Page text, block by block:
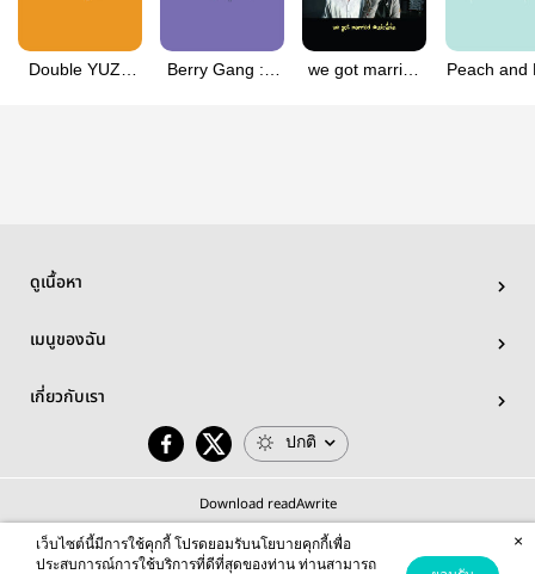
Double YUZU
Berry Gang : รู้
we got married
Peach and
ดูเนื้อหา
เมนูของฉัน
เกี่ยวกับเรา
ปกติ
Download readAwrite
เว็บไซต์นี้มีการใช้คุกกี้ โปรดยอมรับนโยบายคุกกี้เพื่อ
ประสบการณ์การใช้บริการที่ดีที่สุดของท่าน ท่านสามารถ
×